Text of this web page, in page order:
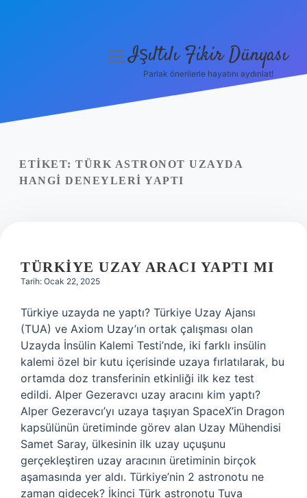
Yasal Uyarı
menüyüIşıltılı Fikir Dünyası
Parlak önerilerle hayatını aydınlat!
ETIKET: TÜRK ASTRONOT UZAYDA
HANGI DENEYLERI YAPTI
TÜRKIYE UZAY ARACI YAPTI MI
Tarih: Ocak 22, 2025
Türkiye uzayda ne yaptı? Türkiye Uzay Ajansı
(TUA) ve Axiom Uzay’ın ortak çalışması olan
Uzayda İnsülin Kalemi Testi’nde, iki farklı insülin
kalemi özel bir kutu içerisinde uzaya fırlatılarak, bu
ortamda doz transferinin etkinliği ilk kez test
edildi. Alper Gezeravcı uzay aracını kim yaptı?
Alper Gezeravcı’yı uzaya taşıyan SpaceX’in Dragon
kapsülünün üretiminde görev alan Uzay Mühendisi
Samet Saray, ülkesinin ilk uzay uçuşunu
gerçekleştiren uzay aracının üretiminin birçok
aşamasında yer aldı. Türkiye’nin 2 astronotu ne
zaman gidecek? İkinci Türk astronotu Tuva